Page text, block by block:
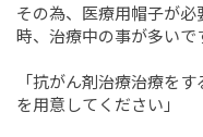
その為、医療用帽子が
時、治療中の事が多いで
「抗がん剤治療治療を
を用意してください」